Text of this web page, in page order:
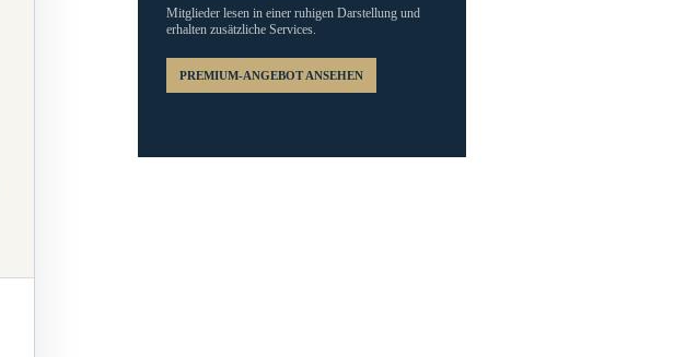
Mitglieder lesen in einer ruhigen Darstellung und
erhalten zusätzliche Services.
PREMIUM-ANGEBOT ANSEHEN